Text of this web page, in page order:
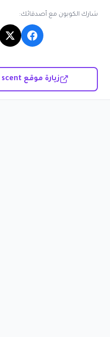
شارك الكوبون مع أصدقائك:
زيارة موقع Golden scent | قولدن سنت